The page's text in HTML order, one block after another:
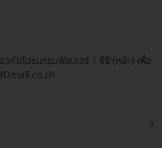
กับโปรแกรมฟิลเลอร์ 1 ซีซี (หน้า) เพื่อ